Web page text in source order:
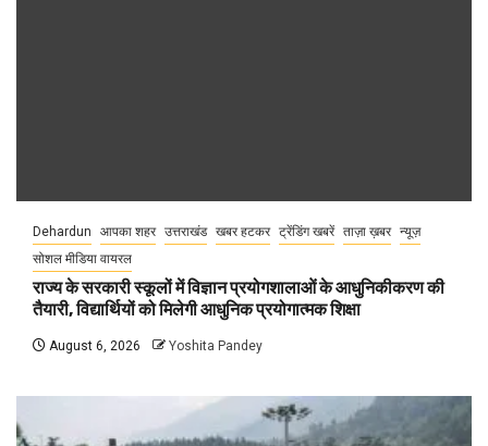
Dehardun आपका शहर उत्तराखंड खबर हटकर ट्रेंडिंग खबरें ताज़ा ख़बर न्यूज़
सोशल मीडिया वायरल
राज्य के सरकारी स्कूलों में विज्ञान प्रयोगशालाओं के आधुनिकीकरण की
तैयारी, विद्यार्थियों को मिलेगी आधुनिक प्रयोगात्मक शिक्षा
August 6, 2026 Yoshita Pandey